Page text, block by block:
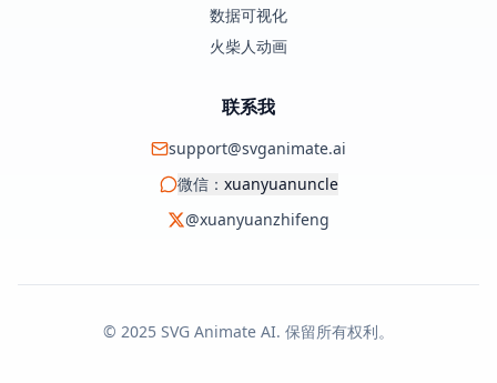
数据可视化
火柴人动画
联系我
support@svganimate.ai
微信： xuanyuanuncle
@xuanyuanzhifeng
© 2025 SVG Animate AI. 保留所有权利。